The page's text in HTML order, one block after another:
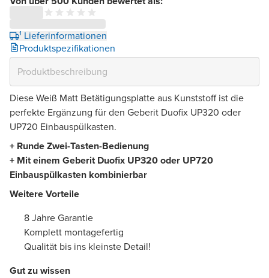
¹ Lieferinformationen
Produktspezifikationen
Diese Weiß Matt Betätigungsplatte aus Kunststoff ist die
perfekte Ergänzung für den Geberit Duofix UP320 oder
UP720 Einbauspülkasten.
+ Runde Zwei-Tasten-Bedienung
+ Mit einem Geberit Duofix UP320 oder UP720
Einbauspülkasten kombinierbar
Weitere Vorteile
8 Jahre Garantie
Komplett montagefertig
Qualität bis ins kleinste Detail!
Gut zu wissen